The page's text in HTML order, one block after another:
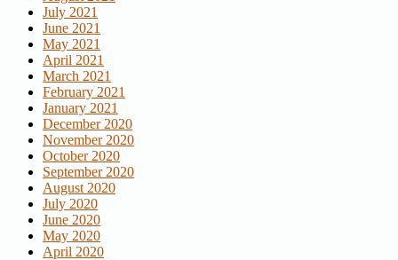
July 2021
June 2021
May 2021
April 2021
March 2021
February 2021
January 2021
December 2020
November 2020
October 2020
September 2020
August 2020
July 2020
June 2020
May 2020
April 2020